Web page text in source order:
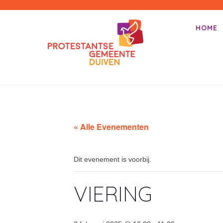
Primair
Spring
HOME
« Alle Evenementen
Dit evenement is voorbij.
VIERING